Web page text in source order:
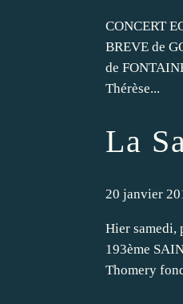
CONCERT
BREVE de
de
Thérèse...
La
20 janvier
Hier samedi,
193ème
Thomery